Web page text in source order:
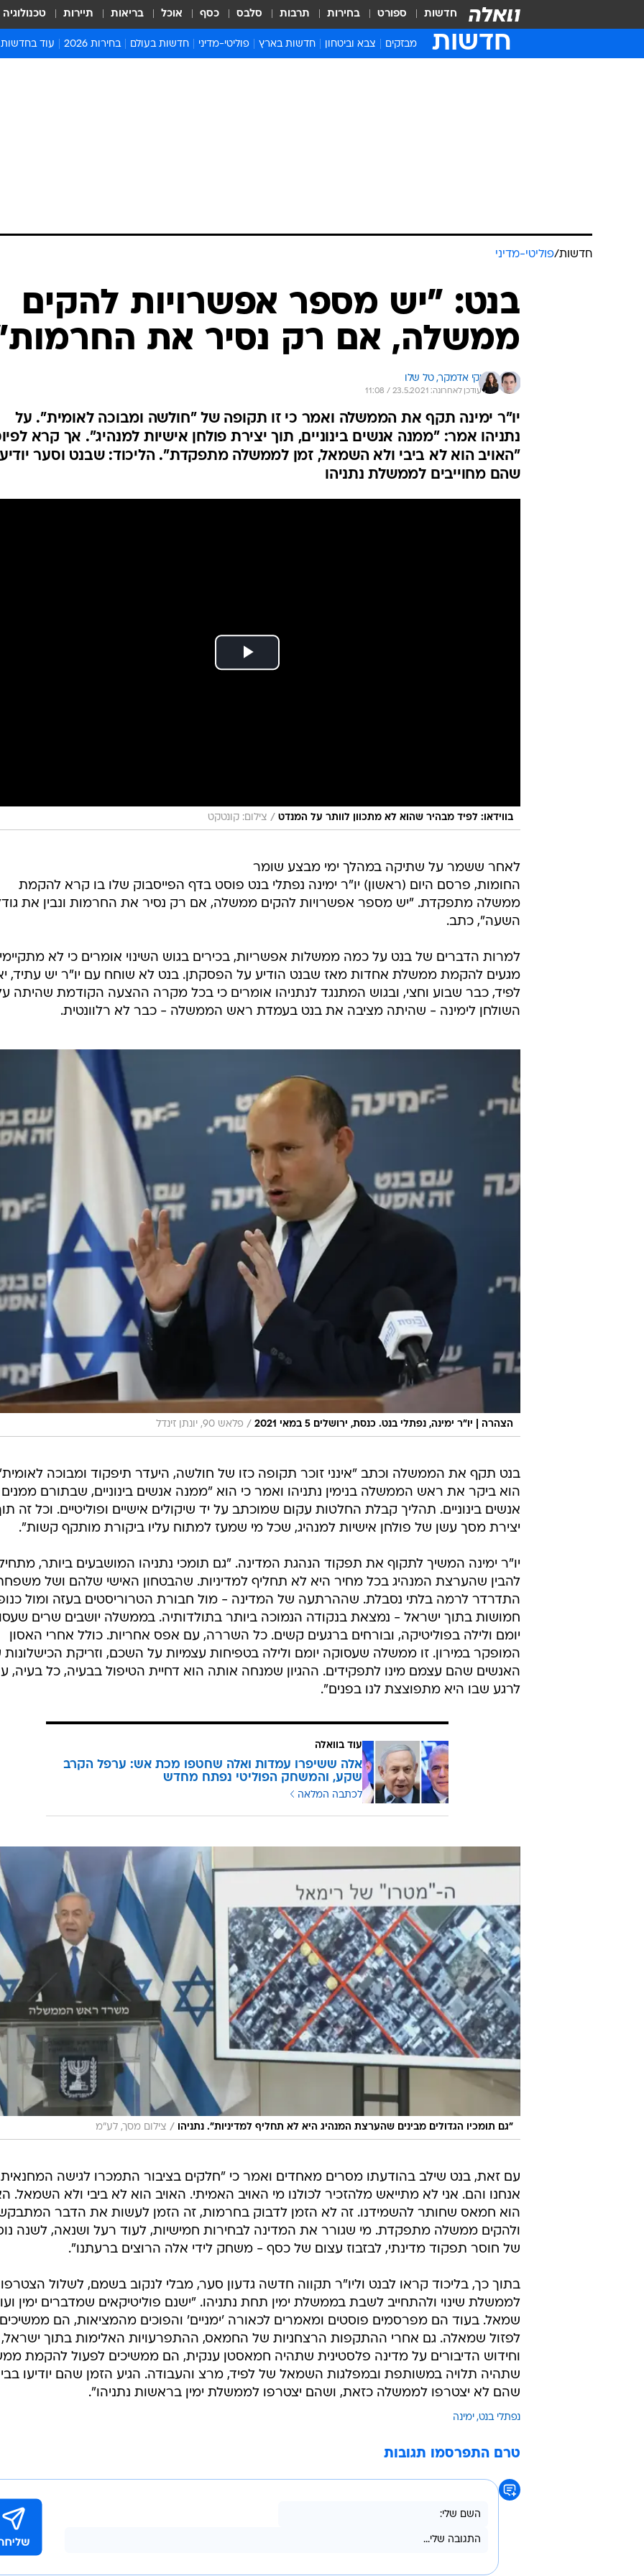
חדשות ספורט בחירות תרבות סלבס כסף אוכל בריאות תיירות טכנולוגיה
חדשות מבזקים צבא וביטחון חדשות בארץ פוליטי-מדיני חדשות בעולם בחירות 2026 עוד בחדשות
חדשות
המייל האדום
חדשות/פוליטי-מדיני
בנט: "יש מספר אפשרויות להקים
ממשלה, אם רק נסיר את
יקי אדמקר, טל שלו
עודכן לאחרונה: 23.5.2021 / 11:08
יו"ר ימינה תקף את הממשלה ואמר כי זו תקופה של "חולשה ומבוכה לאומית". על
נתניהו אמר: "ממנה אנשים בינוניים, תוך יצירת פולחן אישיות למנהיג". אך קרא
"האויב הוא לא ביבי ולא השמאל, זמן לממשלה מתפקדת". הליכוד: שבנט וסער
שהם מחוייבים לממשלת נתניהו
בווידאו: לפיד מבהיר שהוא לא מתכוון לוותר על המנדט / צילום: קונטקט
לאחר ששמר על שתיקה במהלך ימי מבצע שומר
החומות, פרסם היום (ראשון) יו"ר ימינה נפתלי בנט פוסט בדף הפייסבוק שלו בו קרא להקמת
ממשלה מתפקדת. "יש מספר אפשרויות להקים ממשלה, אם רק נסיר את החרמות ונבין את
השעה", כתב.
למרות הדברים של בנט על כמה ממשלות אפשריות, בכירים בגוש השינוי אומרים כי לא
מגעים להקמת ממשלת אחדות מאז שבנט הודיע על הפסקתן. בנט לא שוחח עם יו"ר יש עתיד,
לפיד, כבר שבוע וחצי, ובגוש המתנגד לנתניהו אומרים כי בכל מקרה ההצעה הקודמת שהיתה
השולחן לימינה - שהיתה מציבה את בנט בעמדת ראש הממשלה - כבר לא רלוונטית.
הצהרה | יו"ר ימינה, נפתלי בנט. כנסת, ירושלים 5 במאי 2021 / פלאש 90, יונתן זינדל
בנט תקף את הממשלה וכתב "אינני זוכר תקופה כזו של חולשה, היעדר תיפקוד ומבוכה
הוא ביקר את ראש הממשלה בנימין נתניהו ואמר כי הוא "ממנה אנשים בינוניים, שבתורם ממנים
אנשים בינוניים. תהליך קבלת החלטות עקום שמוכתב על יד שיקולים אישיים ופוליטיים. וכל זה
יצירת מסך עשן של פולחן אישיות למנהיג, שכל מי שמעז למתוח עליו ביקורת מותקף קשות".
יו"ר ימינה המשיך לתקוף את תפקוד הנהגת המדינה. "גם תומכי נתניהו המושבעים ביותר,
להבין שהערצת המנהיג בכל מחיר היא לא תחליף למדיניות. שהבטחון האישי שלהם ושל
התדרדר לרמה בלתי נסבלת. שההרתעה של המדינה - מול חבורת הטרוריסטים בעזה ומול
חמושות בתוך ישראל - נמצאת בנקודה הנמוכה ביותר בתולדותיה. בממשלה יושבים שרים
יומם ולילה בפוליטיקה, ובורחים ברגעים קשים. כל השררה, עם אפס אחריות. כולל אחרי האסון
המופקר במירון. זו ממשלה שעסוקה יומם ולילה בטפיחות עצמיות על השכם, וזריקת הכישלונות
האנשים שהם עצמם מינו לתפקידים. ההגיון שמנחה אותה הוא דחיית הטיפול בבעיה, כל בעיה,
לרגע שבו היא מתפוצצת לנו בפנים".
עוד בוואלה
אלה ששיפרו עמדות ואלה שחטפו מכת אש: ערפל הקרב
שקע, והמשחק הפוליטי נפתח מחדש
לכתבה המלאה
"גם תומכיו הגדולים מבינים שהערצת המנהיג היא לא תחליף למדיניות". נתניהו / צילום מסך, לע"מ
עם זאת, בנט שילב בהודעתו מסרים מאחדים ואמר כי "חלקים בציבור התמכרו לגישה
אנחנו והם. אני לא מתייאש מלהזכיר לכולנו מי האויב האמיתי. האויב הוא לא ביבי ולא השמאל.
הוא חמאס שחותר להשמידנו. זה לא הזמן לדבוק בחרמות, זה הזמן לעשות את הדבר
ולהקים ממשלה מתפקדת. מי שגורר את המדינה לבחירות חמישיות, לעוד רעל ושנאה, לשנה
של חוסר תפקוד מדינתי, לבזבוז עצום של כסף - משחק לידי אלה הרוצים ברעתנו".
בתוך כך, בליכוד קראו לבנט וליו"ר תקווה חדשה גדעון סער, מבלי לנקוב בשמם, לשלול
לממשלת שינוי ולהתחייב לשבת בממשלת ימין תחת נתניהו. "ישנם פוליטיקאים שמדברים ימין
שמאל. בעוד הם מפרסמים פוסטים ומאמרים לכאורה 'ימניים' והפוכים מהמציאות, הם ממשיכים
לפזול שמאלה. גם אחרי ההתקפות הרצחניות של החמאס, ההתפרעויות האלימות בתוך ישראל,
וחידוש הדיבורים על מדינה פלסטינית שתהיה חמאסטן ענקית, הם ממשיכים לפעול להקמת
שתהיה תלויה במשותפת ובמפלגות השמאל של לפיד, מרצ והעבודה. הגיע הזמן שהם יודיעו
שהם לא יצטרפו לממשלה כזאת, ושהם יצטרפו לממשלת ימין בראשות נתניהו".
נפתלי בנט ימינה
טרם התפרסמו תגובות